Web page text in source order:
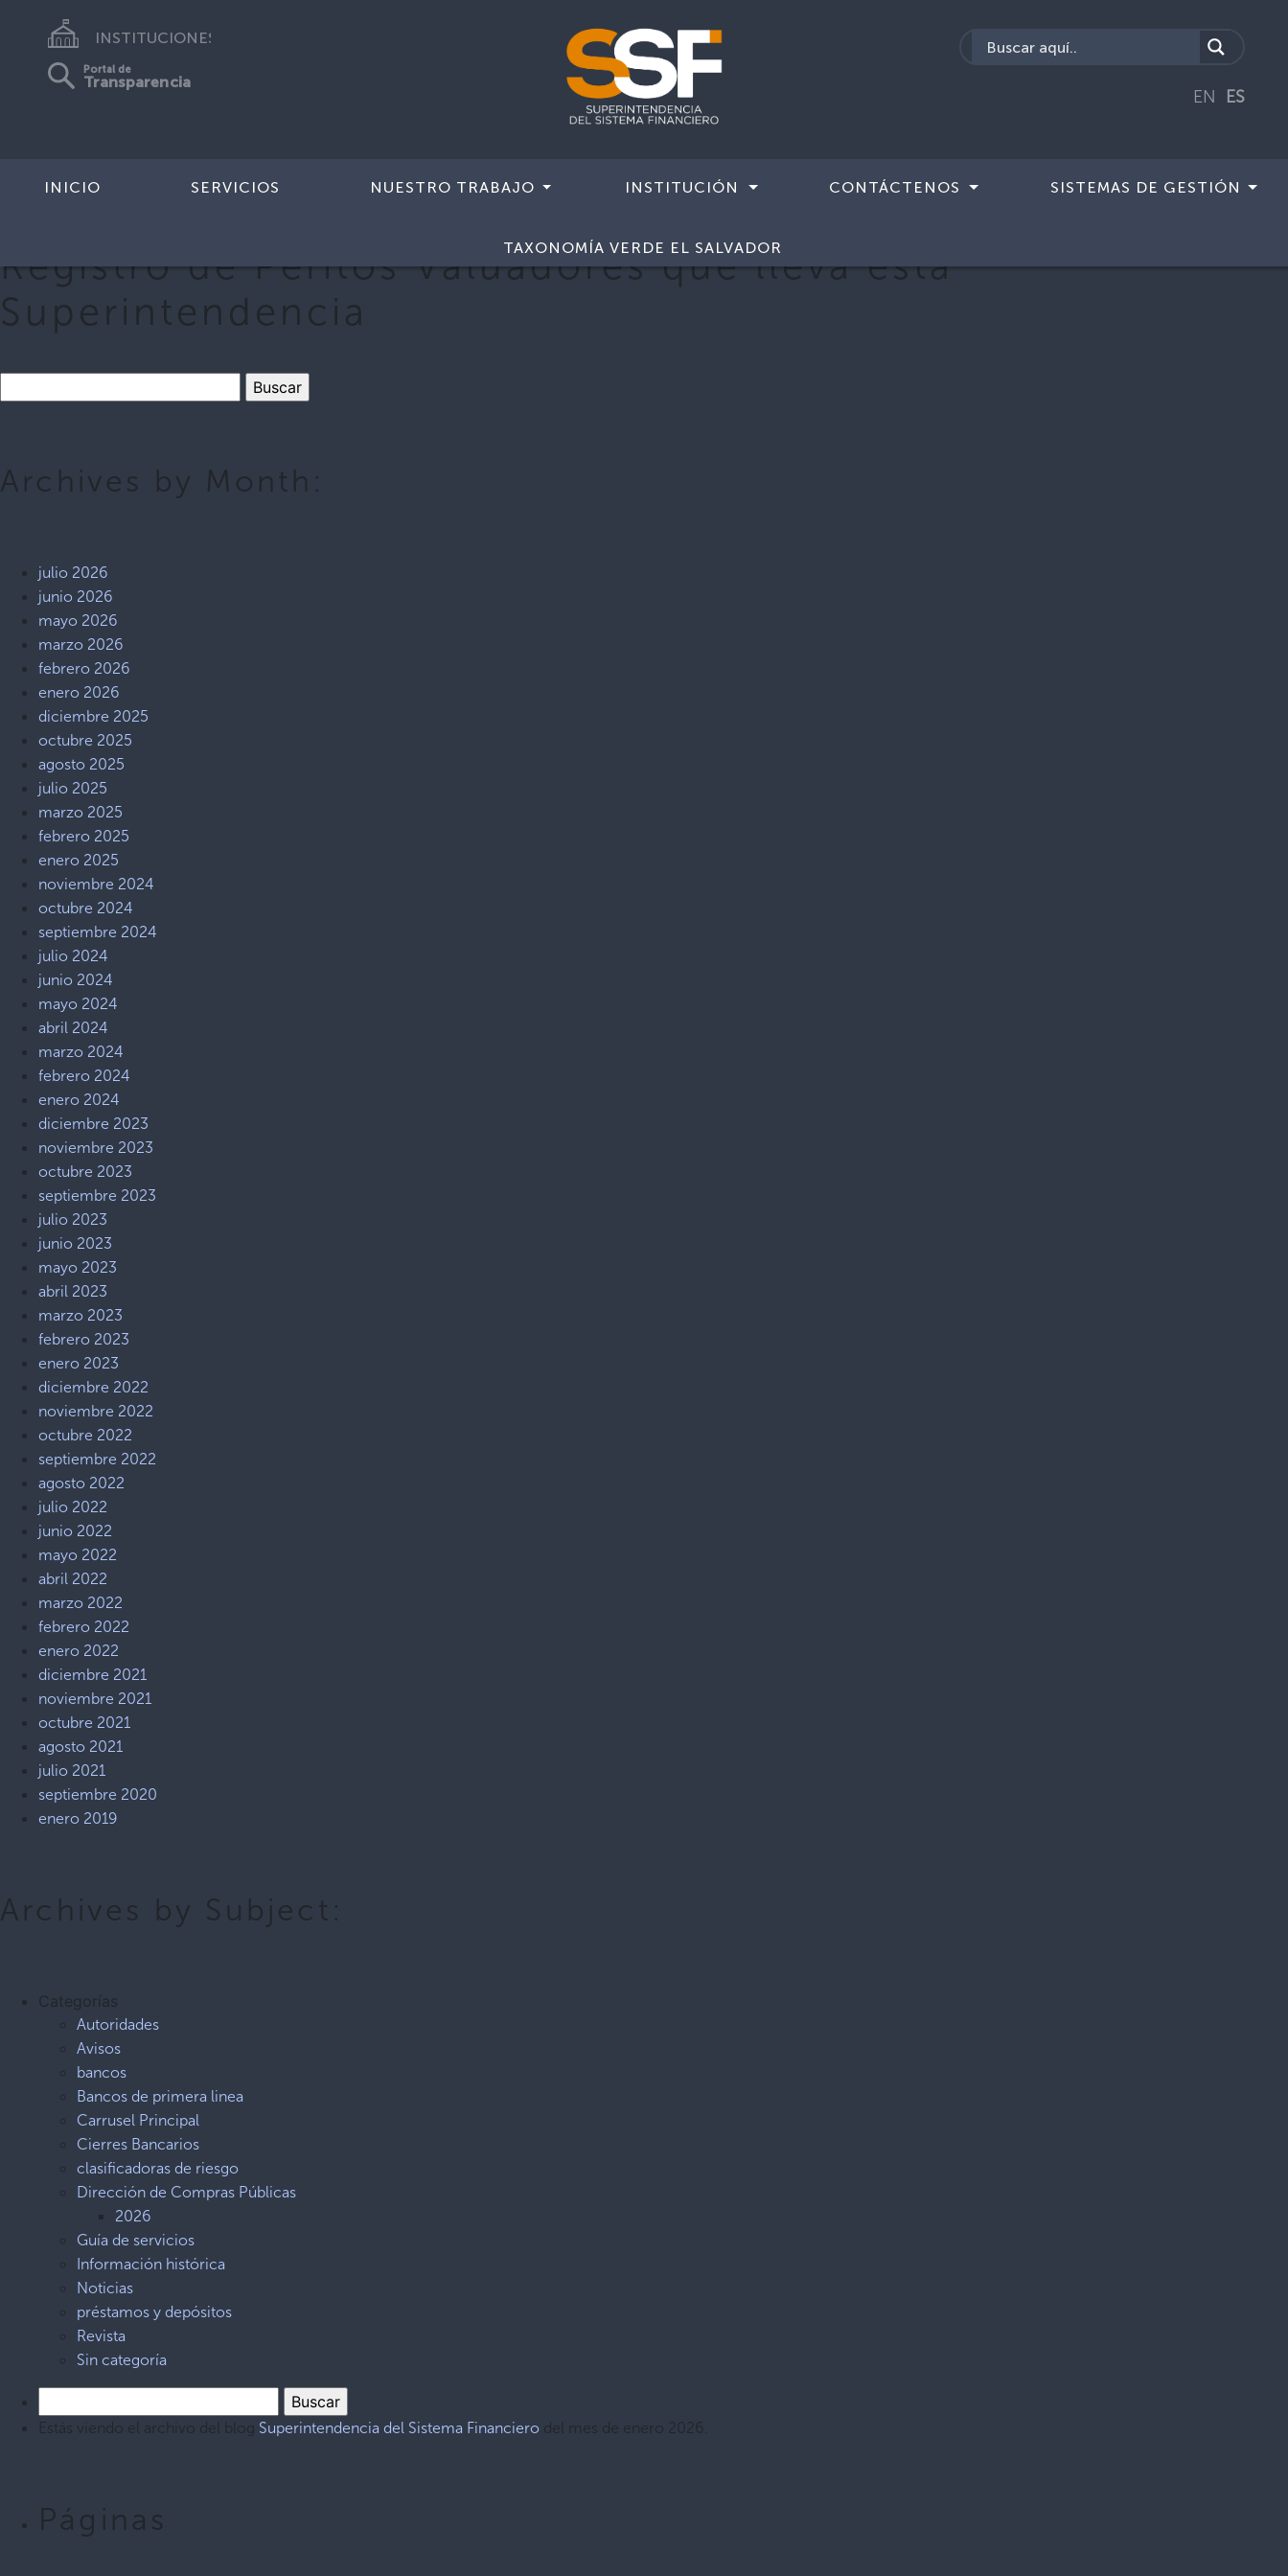
INSTITUCIONES
Portal de
Transparencia
EN ES
INICIO SERVICIOS NUESTRO TRABAJO INSTITUCIÓN CONTÁCTENOS SISTEMAS DE GESTIÓN
TAXONOMÍA VERDE EL SALVADOR
Registro de Peritos Valuadores que lleva esta
Superintendencia
Archives by Month:
julio 2026
junio 2026
mayo 2026
marzo 2026
febrero 2026
enero 2026
diciembre 2025
octubre 2025
agosto 2025
julio 2025
marzo 2025
febrero 2025
enero 2025
noviembre 2024
octubre 2024
septiembre 2024
julio 2024
junio 2024
mayo 2024
abril 2024
marzo 2024
febrero 2024
enero 2024
diciembre 2023
noviembre 2023
octubre 2023
septiembre 2023
julio 2023
junio 2023
mayo 2023
abril 2023
marzo 2023
febrero 2023
enero 2023
diciembre 2022
noviembre 2022
octubre 2022
septiembre 2022
agosto 2022
julio 2022
junio 2022
mayo 2022
abril 2022
marzo 2022
febrero 2022
enero 2022
diciembre 2021
noviembre 2021
octubre 2021
agosto 2021
julio 2021
septiembre 2020
enero 2019
Archives by Subject:
Categorías
Autoridades
Avisos
bancos
Bancos de primera linea
Carrusel Principal
Cierres Bancarios
clasificadoras de riesgo
Dirección de Compras Públicas
2026
Guía de servicios
Información histórica
Noticias
préstamos y depósitos
Revista
Sin categoría
Estás viendo el archivo del blog Superintendencia del Sistema Financiero del mes de enero 2026.
Páginas